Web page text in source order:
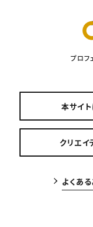
プロフ
本サイ
クリエイ
よくあ